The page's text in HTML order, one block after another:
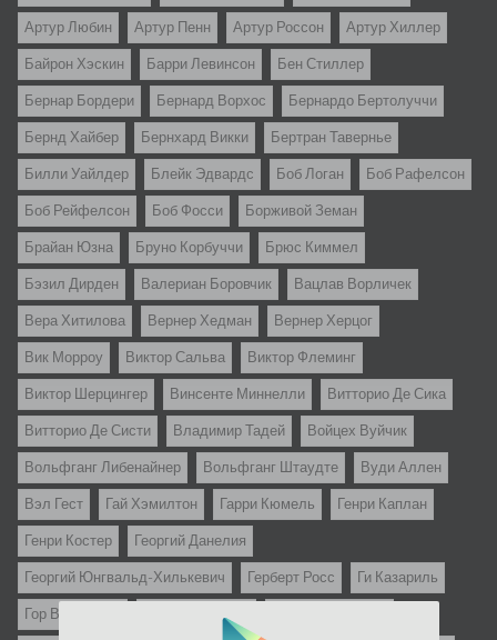
Артур Любин Артур Пенн Артур Россон Артур Хиллер
Байрон Хэскин Барри Левинсон Бен Стиллер
Бернар Бордери Бернард Ворхос Бернардо Бертолуччи
Бернд Хайбер Бернхард Викки Бертран Тавернье
Билли Уайлдер Блейк Эдвардс Боб Логан Боб Рафелсон
Боб Рейфелсон Боб Фосси Борживой Земан
Брайан Юзна Бруно Корбуччи Брюс Киммел
Бэзил Дирден Валериан Боровчик Вацлав Ворличек
Вера Хитилова Вернер Хедман Вернер Херцог
Вик Морроу Виктор Сальва Виктор Флеминг
Виктор Шерцингер Винсенте Миннелли Витторио Де Сика
Витторио Де Систи Владимир Тадей Войцех Вуйчик
Вольфганг Либенайнер Вольфганг Штаудте Вуди Аллен
Вэл Гест Гай Хэмилтон Гарри Кюмель Генри Каплан
Генри Костер Георгий Данелия
Георгий Юнгвальд-Хилькевич Герберт Росс Ги Казариль
Гор Вербински